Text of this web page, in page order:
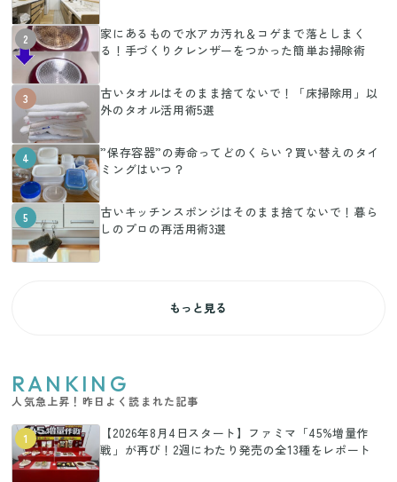
2
家にあるもので水アカ汚れ＆コゲまで落としまく
る！手づくりクレンザーをつかった簡単お掃除術
3
古いタオルはそのまま捨てないで！「床掃除用」以
外のタオル活用術5選
4
”保存容器”の寿命ってどのくらい？買い替えのタイ
ミングはいつ？
5
古いキッチンスポンジはそのまま捨てないで！暮ら
しのプロの再活用術3選
もっと見る
RANKING
人気急上昇！昨日よく読まれた記事
1
【2026年8月4日スタート】ファミマ「45%増量作
戦」が再び！2週にわたり発売の全13種をレポート